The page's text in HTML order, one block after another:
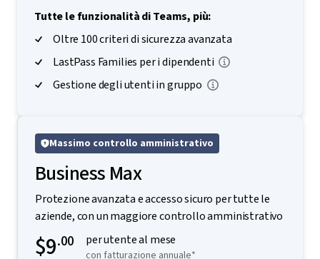
Tutte le funzionalità di Teams, più:
Oltre 100 criteri di sicurezza avanzata
LastPass Families per i dipendenti
Gestione degli utenti in gruppo
Massimo controllo amministrativo
Business Max
Protezione avanzata e accesso sicuro per tutte le
aziende, con un maggiore controllo amministrativo
$9.00 per utente al mese
con fatturazione annuale*